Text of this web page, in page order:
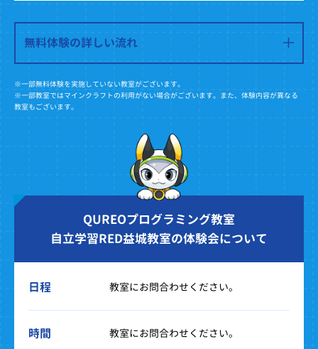
無料体験の詳しい流れ
※一部無料体験を実施していない教室がございます。
※一部教室ではマインクラフトの利用がない場合がございます。また、体験内容が異なる
教室もございます。
QUREOプログラミング教室
自立学習RED益城教室の体験会について
日程 教室にお問合わせください。
時間 教室にお問合わせください。